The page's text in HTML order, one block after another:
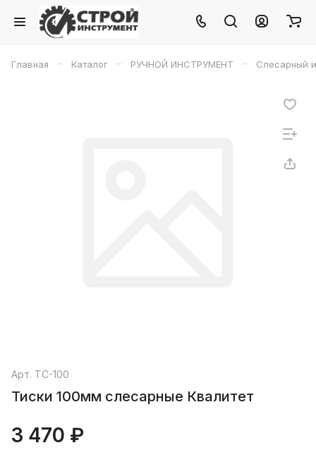
Главная – Каталог – РУЧНОЙ ИНСТРУМЕНТ – Слесарный
Арт. ТС-100
Тиски 100мм слесарные Квалитет
3 470 ₽